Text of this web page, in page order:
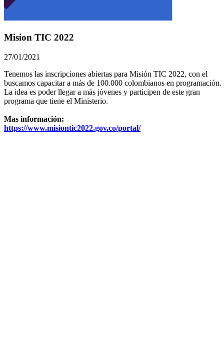
Mision TIC 2022
27/01/2021
Tenemos las inscripciones abiertas para Misión TIC 2022, con el
buscamos capacitar a más de 100.000 colombianos en programación.
La idea es poder llegar a más jóvenes y participen de este gran
programa que tiene el Ministerio.
Mas información:
https://www.misiontic2022.gov.co/portal/